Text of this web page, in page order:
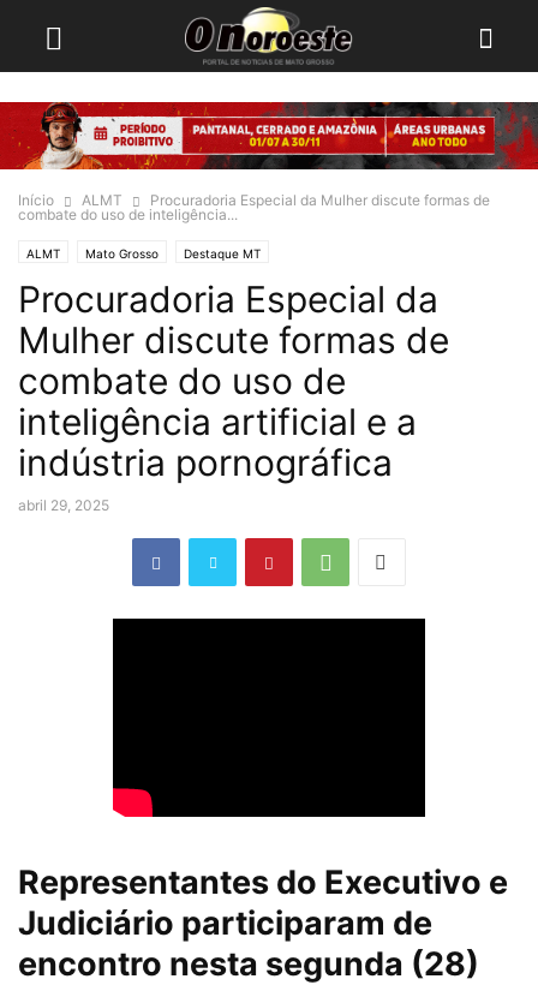
Início ALMT
Procuradoria Especial da Mulher discute formas de
combate do uso de inteligência...
ALMT Mato Grosso Destaque MT
Procuradoria Especial da
Mulher discute formas de
combate do uso de
inteligência artificial e a
indústria pornográfica
abril 29, 2025
Representantes do Executivo e
Judiciário participaram de
encontro nesta segunda (28)